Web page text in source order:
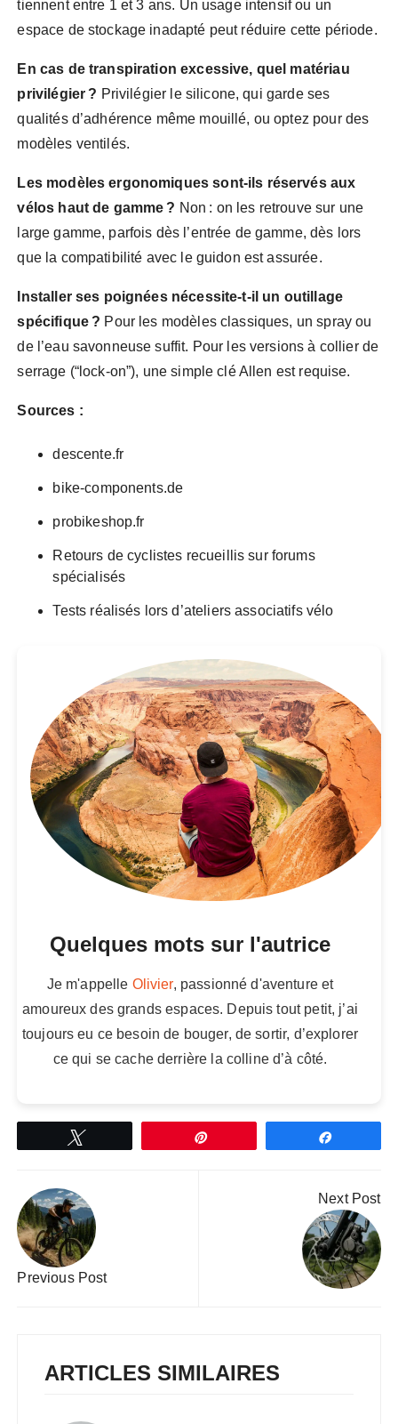
tiennent entre 1 et 3 ans. Un usage intensif ou un
espace de stockage inadapté peut réduire cette période.
En cas de transpiration excessive, quel matériau
privilégier ? Privilégier le silicone, qui garde ses
qualités d’adhérence même mouillé, ou optez pour des
modèles ventilés.
Les modèles ergonomiques sont-ils réservés aux
vélos haut de gamme ? Non : on les retrouve sur une
large gamme, parfois dès l’entrée de gamme, dès lors
que la compatibilité avec le guidon est assurée.
Installer ses poignées nécessite-t-il un outillage
spécifique ? Pour les modèles classiques, un spray ou
de l’eau savonneuse suffit. Pour les versions à collier de
serrage (“lock-on”), une simple clé Allen est requise.
Sources :
descente.fr
bike-components.de
probikeshop.fr
Retours de cyclistes recueillis sur forums
spécialisés
Tests réalisés lors d’ateliers associatifs vélo
Quelques mots sur l'autrice
Je m'appelle Olivier, passionné d'aventure et
amoureux des grands espaces. Depuis tout petit, j’ai
toujours eu ce besoin de bouger, de sortir, d’explorer
ce qui se cache derrière la colline d’à côté.
Navigation
de
l’article
Previous Post
Next Post
ARTICLES SIMILAIRES